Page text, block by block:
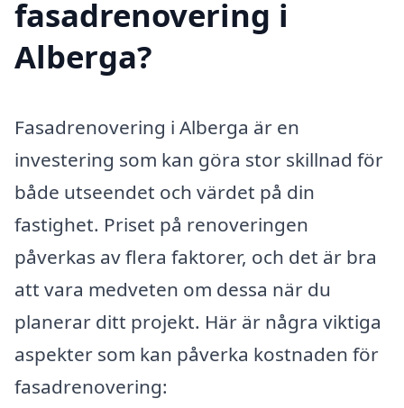
fasadrenovering i
Alberga?
Fasadrenovering i Alberga är en
investering som kan göra stor skillnad för
både utseendet och värdet på din
fastighet. Priset på renoveringen
påverkas av flera faktorer, och det är bra
att vara medveten om dessa när du
planerar ditt projekt. Här är några viktiga
aspekter som kan påverka kostnaden för
fasadrenovering: